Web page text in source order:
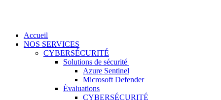
Accueil
NOS SERVICES
CYBERSÉCURITÉ
Solutions de sécurité
Azure Sentinel
Microsoft Defender
Évaluations
CYBERSÉCURITÉ